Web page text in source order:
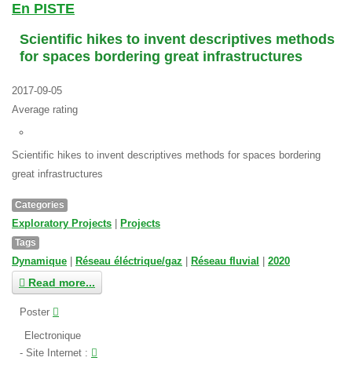
En PISTE
Scientific hikes to invent descriptives methods
for spaces bordering great infrastructures
2017-09-05
Average rating
Scientific hikes to invent descriptives methods for spaces bordering
great infrastructures
Categories
Exploratory Projects Projects
Tags
Dynamique Réseau éléctrique/gaz Réseau fluvial 2020
Read more...
Poster
Electronique
Site Internet :